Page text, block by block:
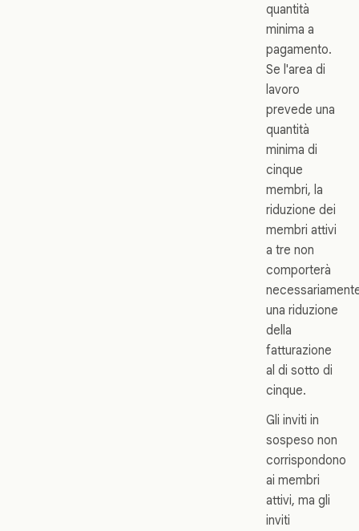
quantità
minima a
pagamento.
Se l'area di
lavoro
prevede una
quantità
minima di
cinque
membri, la
riduzione dei
membri attivi
a tre non
comporterà
una riduzione
della
fatturazione
al di sotto di
cinque.
Gli inviti in
sospeso non
corrispondono
ai membri
attivi, ma gli
inviti